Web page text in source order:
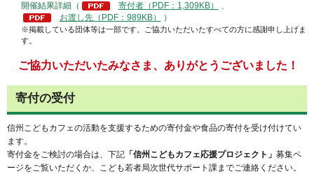
開催結果詳細（
寄付者（PDF：1,309KB）
、
お渡し先（PDF：989KB）
）
※掲載している団体等は一部です。ご協力いただいたすべての方に感謝申し上げま
す。
ご協力いただいたみなさま、ありがとうございました！
寄付の受付
信州こどもカフェの活動を支援するための寄付金や食品の寄付を受け付けてい
ます。
寄付金をご検討の場合は、下記 「信州こどもカフェ応援プロジェクト」 募集ペ
ージをご覧いただくか、こども若者局次世代サポート課までご連絡ください。